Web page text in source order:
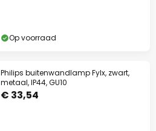
Op voorraad
Philips buitenwandlamp Fylx, zwart,
metaal, IP44, GU10
€ 33,54